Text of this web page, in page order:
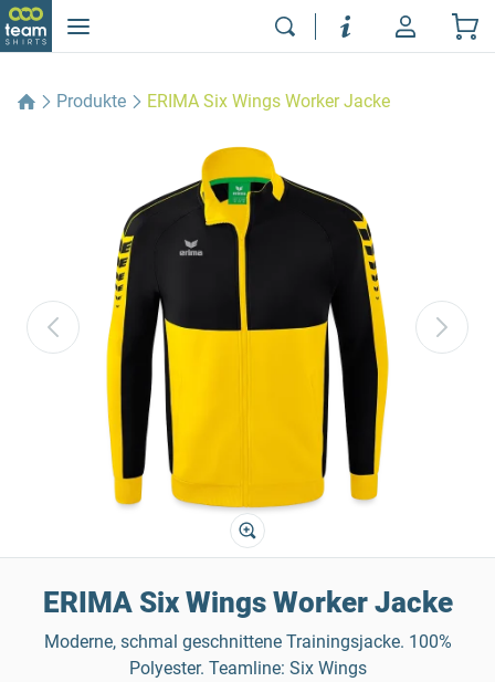
Produkte ERIMA Six Wings Worker Jacke
ERIMA Six Wings Worker Jacke
Moderne, schmal geschnittene Trainingsjacke. 100%
Polyester. Teamline: Six Wings